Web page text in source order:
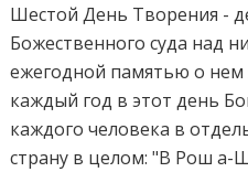
Шестой День Творения -
Божественного суда над
ежегодной памятью о
каждый год в этот день
каждого человека в
страну в целом: "В Рош а-